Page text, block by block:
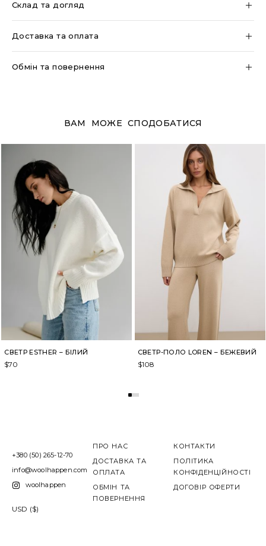
Склад та догляд
Доставка та оплата
Обмін та повернення
ВАМ МОЖЕ СПОДОБАТИСЯ
СВЕТР ESTHER – БІЛИЙ
$70
СВЕТР-ПОЛО LOREN – БЕЖЕВИЙ
$108
+380 (50) 265-12-70
info@woolhappen.com
woolhappen
USD ($)
ПРО НАС
ДОСТАВКА ТА
ОПЛАТА
ОБМІН ТА
ПОВЕРНЕННЯ
КОНТАКТИ
ПОЛІТИКА
КОНФІДЕНЦІЙНОСТІ
ДОГОВІР ОФЕРТИ